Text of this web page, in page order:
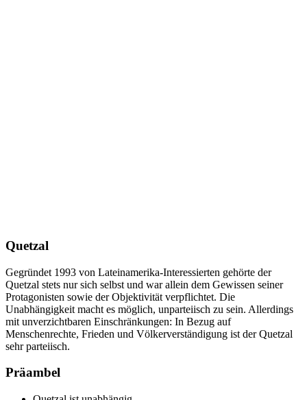
Quetzal
Gegründet 1993 von Lateinamerika-Interessierten gehörte der
Quetzal stets nur sich selbst und war allein dem Gewissen seiner
Protagonisten sowie der Objektivität verpflichtet. Die
Unabhängigkeit macht es möglich, unparteiisch zu sein. Allerdings
mit unverzichtbaren Einschränkungen: In Bezug auf
Menschenrechte, Frieden und Völkerverständigung ist der Quetzal
sehr parteiisch.
Präambel